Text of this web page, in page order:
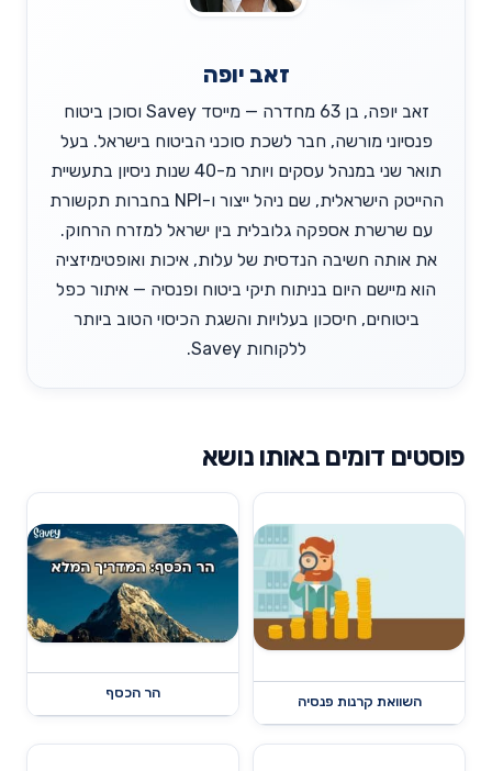
זאב יופה
זאב יופה, בן 63 מחדרה — מייסד Savey וסוכן ביטוח
פנסיוני מורשה, חבר לשכת סוכני הביטוח בישראל. בעל
תואר שני במנהל עסקים ויותר מ-40 שנות ניסיון בתעשיית
ההייטק הישראלית, שם ניהל ייצור ו-NPI בחברות תקשורת
עם שרשרת אספקה גלובלית בין ישראל למזרח הרחוק.
את אותה חשיבה הנדסית של עלות, איכות ואופטימיזציה
הוא מיישם היום בניתוח תיקי ביטוח ופנסיה — איתור כפל
ביטוחים, חיסכון בעלויות והשגת הכיסוי הטוב ביותר
ללקוחות Savey.
פוסטים דומים באותו נושא
השוואת קרנות פנסיה
הר הכסף